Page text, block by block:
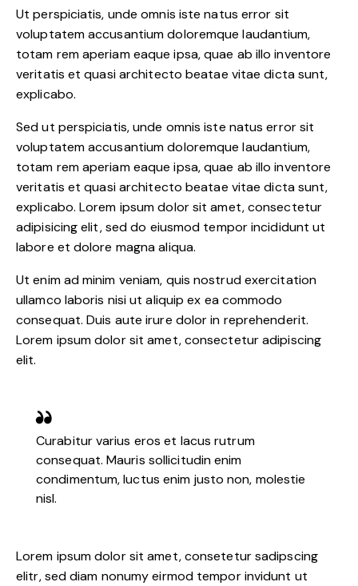
Ut perspiciatis, unde omnis iste natus error sit
voluptatem accusantium doloremque laudantium,
totam rem aperiam eaque ipsa, quae ab illo inventore
veritatis et quasi architecto beatae vitae dicta sunt,
explicabo.
Sed ut perspiciatis, unde omnis iste natus error sit
voluptatem accusantium doloremque laudantium,
totam rem aperiam eaque ipsa, quae ab illo inventore
veritatis et quasi architecto beatae vitae dicta sunt,
explicabo. Lorem ipsum dolor sit amet, consectetur
adipisicing elit, sed do eiusmod tempor incididunt ut
labore et dolore magna aliqua.
Ut enim ad minim veniam, quis nostrud exercitation
ullamco laboris nisi ut aliquip ex ea commodo
consequat. Duis aute irure dolor in reprehenderit.
Lorem ipsum dolor sit amet, consectetur adipiscing
elit.
Curabitur varius eros et lacus rutrum
consequat. Mauris sollicitudin enim
condimentum, luctus enim justo non, molestie
nisl.
Lorem ipsum dolor sit amet, consetetur sadipscing
elitr, sed diam nonumy eirmod tempor invidunt ut